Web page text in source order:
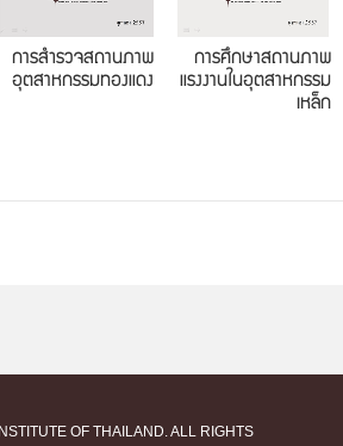
การสำรวจสถานภาพ
อุตสาหกรรมทองแดง
การศึกษาสถานภาพ
แรงงานในอุตสาหกรรม
เหล็ก
OF THAILAND. ALL RIGHTS